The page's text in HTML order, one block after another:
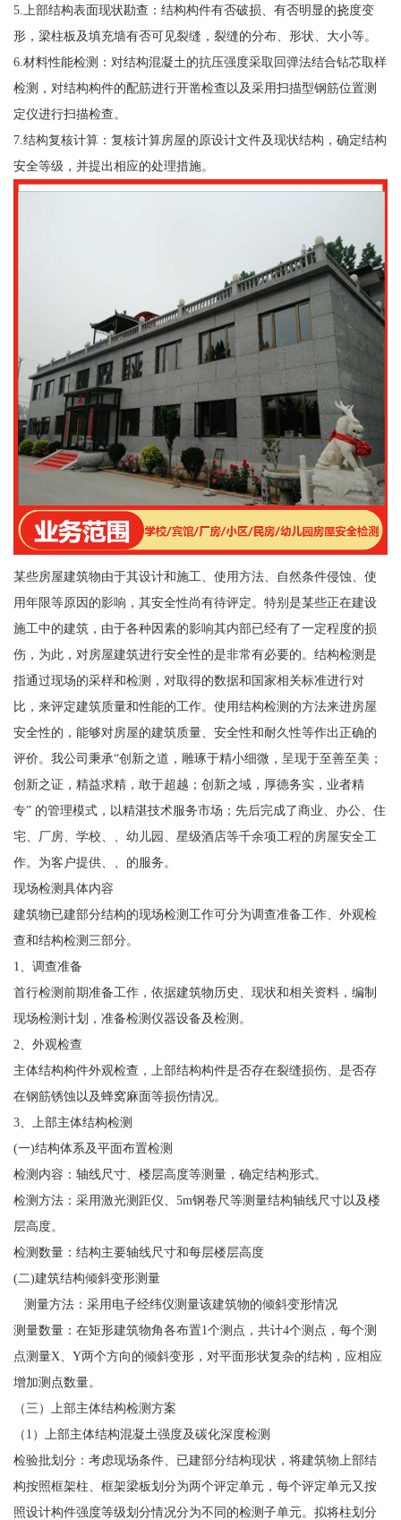
5.上部结构表面现状勘查：结构构件有否破损、有否明显的挠度变
形，梁柱板及填充墙有否可见裂缝，裂缝的分布、形状、大小等。
6.材料性能检测：对结构混凝土的抗压强度采取回弹法结合钻芯取样
检测，对结构构件的配筋进行开凿检查以及采用扫描型钢筋位置测
定仪进行扫描检查。
7.结构复核计算：复核计算房屋的原设计文件及现状结构，确定结构
安全等级，并提出相应的处理措施。
某些房屋建筑物由于其设计和施工、使用方法、自然条件侵蚀、使
用年限等原因的影响，其安全性尚有待评定。特别是某些正在建设
施工中的建筑，由于各种因素的影响其内部已经有了一定程度的损
伤，为此，对房屋建筑进行安全性的是非常有必要的。结构检测是
指通过现场的采样和检测，对取得的数据和国家相关标准进行对
比，来评定建筑质量和性能的工作。使用结构检测的方法来进房屋
安全性的，能够对房屋的建筑质量、安全性和耐久性等作出正确的
评价。我公司秉承“创新之道，雕琢于精小细微，呈现于至善至美；
创新之证，精益求精，敢于超越；创新之域，厚德务实，业者精
专” 的管理模式，以精湛技术服务市场；先后完成了商业、办公、住
宅、厂房、学校、、幼儿园、星级酒店等千余项工程的房屋安全工
作。为客户提供、、的服务。
现场检测具体内容
建筑物已建部分结构的现场检测工作可分为调查准备工作、外观检
查和结构检测三部分。
1、调查准备
首行检测前期准备工作，依据建筑物历史、现状和相关资料，编制
现场检测计划，准备检测仪器设备及检测。
2、外观检查
主体结构构件外观检查，上部结构构件是否存在裂缝损伤、是否存
在钢筋锈蚀以及蜂窝麻面等损伤情况。
3、上部主体结构检测
(一)结构体系及平面布置检测
检测内容：轴线尺寸、楼层高度等测量，确定结构形式。
检测方法：采用激光测距仪、5m钢卷尺等测量结构轴线尺寸以及楼
层高度。
检测数量：结构主要轴线尺寸和每层楼层高度
(二)建筑结构倾斜变形测量
测量方法：采用电子经纬仪测量该建筑物的倾斜变形情况
测量数量：在矩形建筑物角各布置1个测点，共计4个测点，每个测
点测量X、Y两个方向的倾斜变形，对平面形状复杂的结构，应相应
增加测点数量。
（三）上部主体结构检测方案
（1）上部主体结构混凝土强度及碳化深度检测
检验批划分：考虑现场条件、已建部分结构现状，将建筑物上部结
构按照框架柱、框架梁板划分为两个评定单元，每个评定单元又按
照设计构件强度等级划分情况分为不同的检测子单元。拟将柱划分